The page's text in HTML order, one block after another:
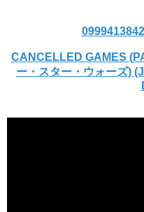
CANCELLED GAMES
ー・スター・ウォーズ)